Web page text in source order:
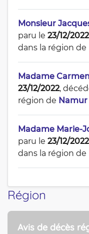
Monsieur
paru le 23/12/2022
dans la région de
Madame
23/12/2022,
région de Namur
Madame Marie-
paru le 23/12/2022
dans la région de
Région
Avis de décès